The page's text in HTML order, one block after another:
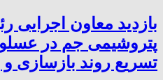
بازدید معاون اجرایی
پتروشیمی جم در
تسریع روند بازسازی و